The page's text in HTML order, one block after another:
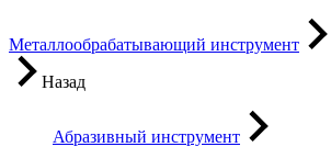
Металлообрабатывающий инструмент
Назад
Абразивный инструмент